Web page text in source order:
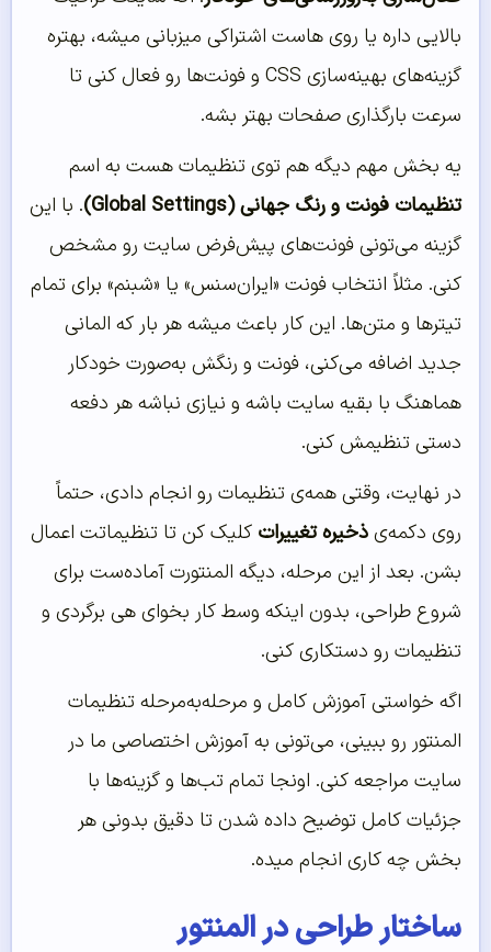
بالایی داره یا روی هاست اشتراکی میزبانی میشه، بهتره
گزینه‌های بهینه‌سازی CSS و فونت‌ها رو فعال کنی تا
سرعت بارگذاری صفحات بهتر بشه.
یه بخش مهم دیگه هم توی تنظیمات هست به اسم
تنظیمات فونت و رنگ جهانی (Global Settings)
. با این
گزینه می‌تونی فونت‌های پیش‌فرض سایت رو مشخص
کنی. مثلاً انتخاب فونت «ایران‌سنس» یا «شبنم» برای تمام
تیترها و متن‌ها. این کار باعث میشه هر بار که المانی
جدید اضافه می‌کنی، فونت و رنگش به‌صورت خودکار
هماهنگ با بقیه سایت باشه و نیازی نباشه هر دفعه
دستی تنظیمش کنی.
در نهایت، وقتی همه‌ی تنظیمات رو انجام دادی، حتماً
روی دکمه‌یذخیره تغییرات کلیک کن تا تنظیماتت اعمال
بشن. بعد از این مرحله، دیگه المنتورت آماده‌ست برای
شروع طراحی، بدون اینکه وسط کار بخوای هی برگردی و
تنظیمات رو دستکاری کنی.
اگه خواستی آموزش کامل و مرحله‌به‌مرحله تنظیمات
المنتور رو ببینی، می‌تونی به آموزش اختصاصی ما در
سایت مراجعه کنی. اونجا تمام تب‌ها و گزینه‌ها با
جزئیات کامل توضیح داده شدن تا دقیق بدونی هر
بخش چه کاری انجام میده.
ساختار طراحی در المنتور